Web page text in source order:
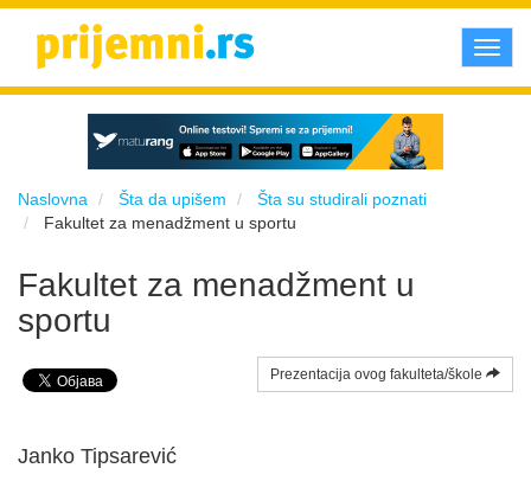
Naslovna Šta da upišem
Šta su studirali poznati
Fakultet za menadžment u sportu
Fakultet za menadžment u
sportu
Prezentacija ovog fakulteta/škole
Janko Tipsarević